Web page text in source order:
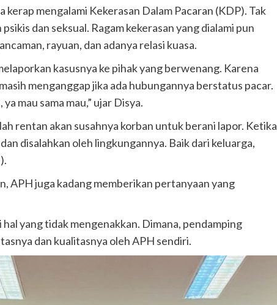
mengalami Kekerasan Dalam Pacaran (KDP). Tak
dan seksual. Ragam kekerasan yang dialami pun
rayuan, dan adanya relasi kuasa.
kasusnya ke pihak yang berwenang. Karena
menganggap jika ada hubungannya berstatus pacar.
mau sama mau,” ujar Disya.
rentan akan susahnya korban untuk berani lapor. Ketika
disalahkan oleh lingkungannya. Baik dari keluarga,
APH juga kadang memberikan pertanyaan yang
yang tidak mengenakkan. Dimana, pendamping
dan kualitasnya oleh APH sendiri.